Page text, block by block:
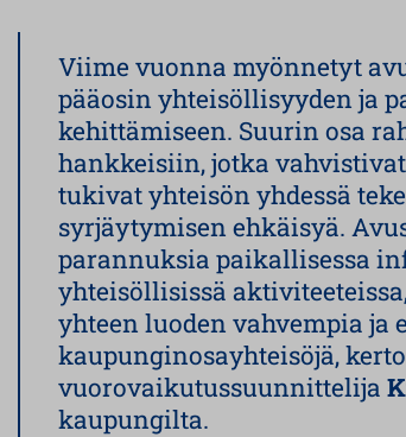
Viime vuonna myönnetyt
pääosin yhteisöllisyyden ja
kehittämiseen. Suurin osa
hankkeisiin, jotka
tukivat yhteisön yhdessä
syrjäytymisen ehkäisyä.
parannuksia paikallisessa
yhteisöllisissä
yhteen luoden vahvempia
kaupunginosayhteisöjä,
vuorovaikutussuunnittelija
kaupungilta.